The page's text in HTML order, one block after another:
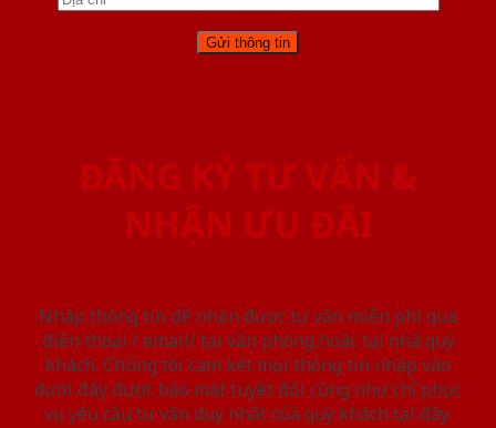
ĐĂNG KÝ TƯ VẤN &
NHẬN ƯU ĐÃI
Nhập thông tin để nhận được tư vấn miễn phí qua
điện thoại / email/ tại văn phòng hoặc tại nhà quý
khách. Chúng tôi cam kết mọi thông tin nhập vào
dưới đây được bảo mật tuyệt đối cũng như chỉ phục
vụ yêu cầu tư vấn duy nhất của quý khách tại đây.